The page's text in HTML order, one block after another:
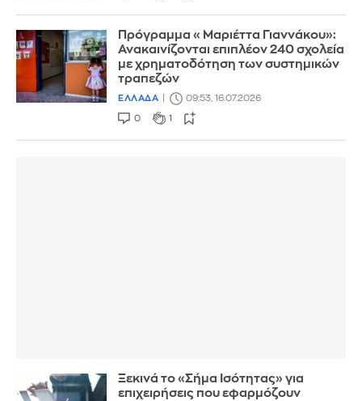
Πρόγραμμα «Μαριέττα Γιαννάκου»:
Ανακαινίζονται επιπλέον 240 σχολεία
με χρηματοδότηση των συστημικών
τραπεζών
ΕΛΛΑΔΑ 09:53, 16.07.2026
0 1
Ξεκινά το «Σήμα Ισότητας» για
επιχειρήσεις που εφαρμόζουν